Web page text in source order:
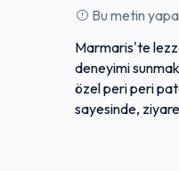
Bu metin
Marmaris'te
deneyimi
özel peri peri
sayesinde,